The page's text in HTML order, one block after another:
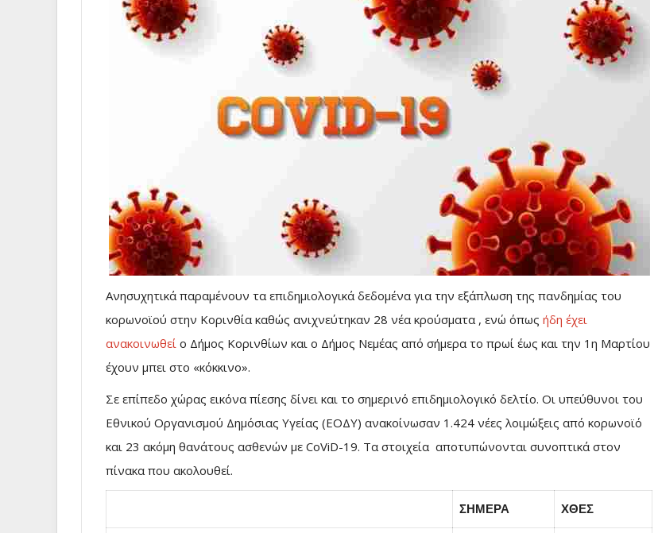
Ανησυχητικά παραμένουν τα επιδημιολογικά δεδομένα για την εξάπλωση της πανδημίας του
κορωνοϊού στην Κορινθία καθώς ανιχνεύτηκαν 28 νέα κρούσματα , ενώ όπως ήδη έχει
ανακοινωθεί ο Δήμος Κορινθίων και ο Δήμος Νεμέας από σήμερα το πρωί έως και την 1η Μαρτίου
έχουν μπει στο «κόκκινο».
Σε επίπεδο χώρας εικόνα πίεσης δίνει και το σημερινό επιδημιολογικό δελτίο. Οι υπεύθυνοι του
Εθνικού Οργανισμού Δημόσιας Υγείας (ΕΟΔΥ) ανακοίνωσαν 1.424 νέες λοιμώξεις από κορωνοϊό
και 23 ακόμη θανάτους ασθενών με CoViD-19. Τα στοιχεία αποτυπώνονται συνοπτικά στον
πίνακα που ακολουθεί.
ΣΗΜΕΡΑ ΧΘΕΣ